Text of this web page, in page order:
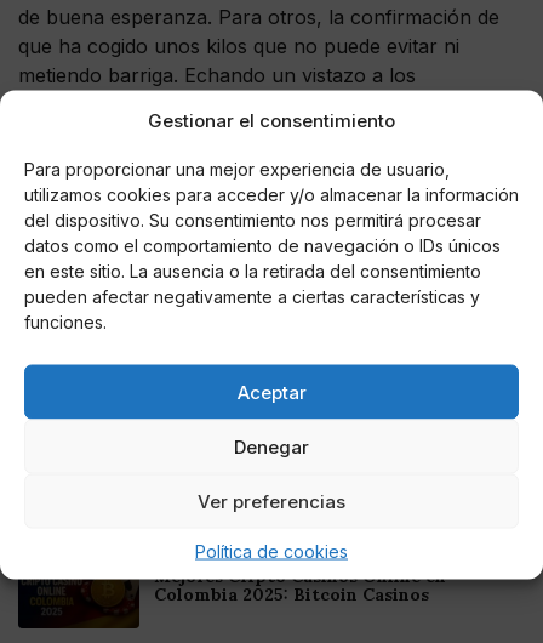
Gestionar el consentimiento
Para proporcionar una mejor experiencia de usuario,
utilizamos cookies para acceder y/o almacenar la información
del dispositivo. Su consentimiento nos permitirá procesar
datos como el comportamiento de navegación o IDs únicos
en este sitio. La ausencia o la retirada del consentimiento
pueden afectar negativamente a ciertas características y
funciones.
Aceptar
Denegar
Ver preferencias
Política de cookies
de buena esperanza. Para otros, la confirmación de
que ha cogido unos kilos que no puede evitar ni
metiendo barriga. Echando un vistazo a los
por miles- parece claro que todos coinciden en que
trata de meter barriga. ¿Qué esconde?. ¿los excesos
veraniegos o algo más? Solo ella y Miguel lo saben.
AUTOR
Confidencial TV
Noticias relacionadas
Online Casino
Mejores Cripto Casinos Online en
Colombia 2025: Bitcoin Casinos